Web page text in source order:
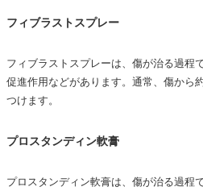
フィブラストスプレー
フィブラストスプレーは、傷が治る過程
促進作用などがあります。通常、傷から
つけます。
プロスタンディン軟膏
プロスタンディン軟膏は、傷が治る過程